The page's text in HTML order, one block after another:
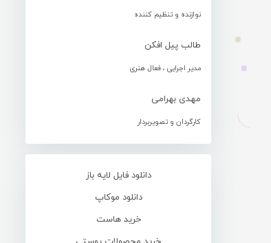
نوازنده و تنظیم کننده
طالب پیل افکن
مدیر اجرایی ، فعال هنری
مهدی بهرامی
کارگردان و تصویربردار
دانلود فایل لایه باز
دانلود موکاپ
خرید هاست